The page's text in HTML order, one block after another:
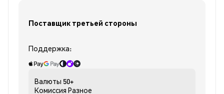
Поставщик третьей стороны
Поддержка:
Валюты 50+
Комиссия Разное